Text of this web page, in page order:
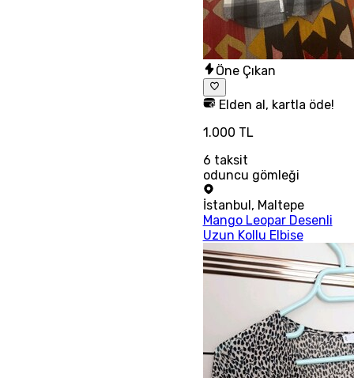
Öne Çıkan
Elden al, kartla öde!
1.000 TL
6 taksit
oduncu gömleği
İstanbul, Maltepe
Mango Leopar Desenli
Uzun Kollu Elbise